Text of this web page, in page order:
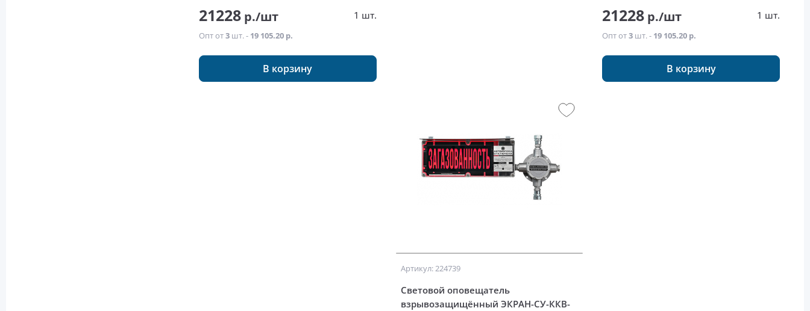
21228 р./шт 1 шт.
Опт от3 шт. - 19 105.20 р.
В корзину
21228 р./шт 1 шт.
Опт от3 шт. - 19 105.20 р.
В корзину
Артикул: 224739
Световой оповещатель
взрывозащищённый ЭКРАН-СУ-ККВ-